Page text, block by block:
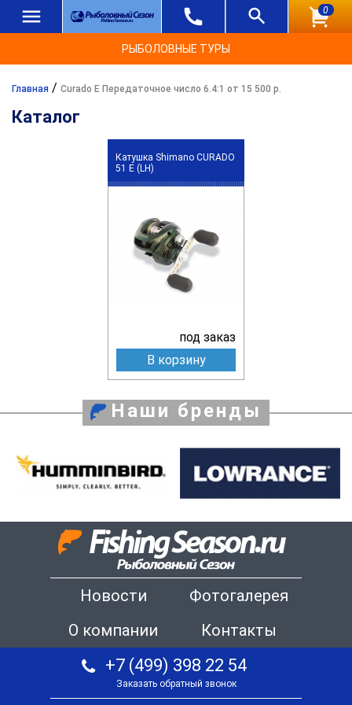
0
РЫБОЛОВНЫЕ ТУРЫ
Главная / Curado E Передаточное число 6.4:1 от 15 500 р.
Каталог
Катушка Shimano CURADO
51 E (LH)
под заказ
В корзину
Наши бренды
Новости
Фотогалерея
О компании
Контакты
+7 (499) 398 22 54
Заказать обратный звонок